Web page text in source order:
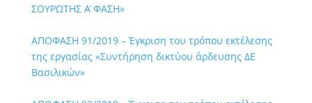
ΣΟΥΡΩΤΗΣ Α ́ΦΑΣΗ»
ΑΠΟΦΑΣΗ 91/2019 – Έγκριση του τρόπου εκτέλεσης
της εργασίας «Συντήρηση δικτύου άρδευσης ΔΕ
Βασιλικών»